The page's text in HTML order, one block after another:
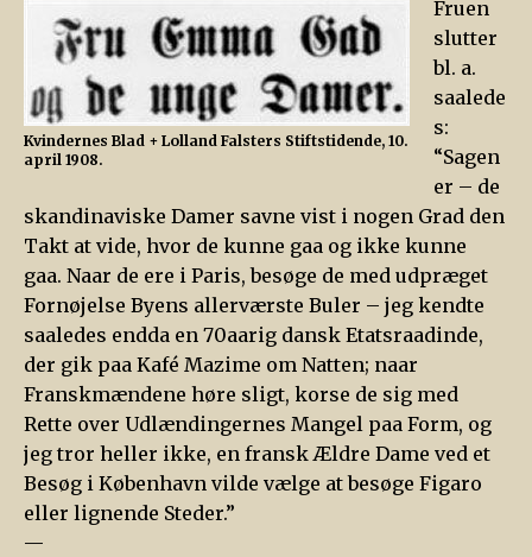
Kvindernes Blad + Lolland Falsters Stiftstidende, 10.
april 1908.
Fruen
slutter
bl. a.
saalede
s:
“Sagen
er – de
skandinaviske Damer savne vist i nogen Grad den
Takt at vide, hvor de kunne gaa og ikke kunne
gaa. Naar de ere i Paris, besøge de med udpræget
Fornøjelse Byens allerværste Buler – jeg kendte
saaledes endda en 70aarig dansk Etatsraadinde,
der gik paa Kafé Mazime om Natten; naar
Franskmændene høre sligt, korse de sig med
Rette over Udlændingernes Mangel paa Form, og
jeg tror heller ikke, en fransk Ældre Dame ved et
Besøg i København vilde vælge at besøge Figaro
eller lignende Steder.”
—